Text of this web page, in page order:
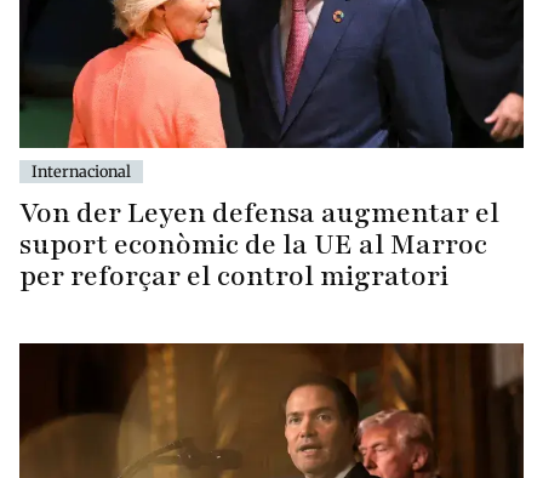
Internacional
Von der Leyen defensa augmentar el
suport econòmic de la UE al Marroc
per reforçar el control migratori